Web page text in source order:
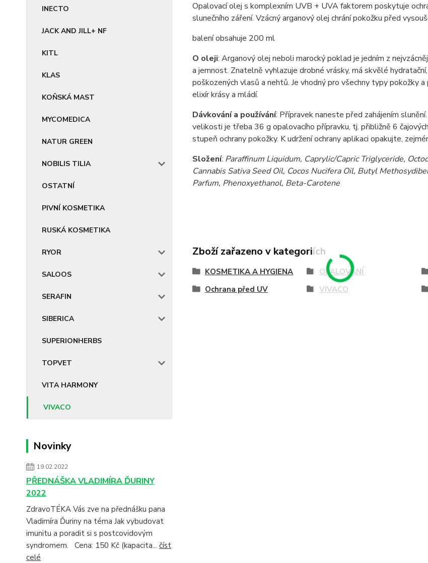
INECTO
JACK AND JILL+ NF
KITL
KLAS
KOŇSKÁ MAST
MYCOMEDICA
NATUR GREEN
NOBILIS TILIA
OSTATNÍ
PIVNÍ KOSMETIKA
RUSKÁ KOSMETIKA
RYOR
SALOOS
SERAFIN
SIBERICA
SUPERIONHERBS
TOPVET
VITA HARMONY
VIVACO
Novinky
19.02.2022
PŘEDNÁŠKA VLADIMÍRA ĎURINY
2022
ZdravoTÉKA Vás zve na přednášku pana
Vladimíra Ďuriny na téma Jak vybudovat
imunitu a poradit si s postcovidovým
syndromem. Cena: 150 Kč (kapacita... číst
celé
Opalovací olej s komplexním UVB + UVA faktorem poskytuje
slunečního záření. Vzácný arganový olej chrání pokožku před
balení obsahuje 200 ml
O oleji: Arganový olej neboli marocký poklad je jedním z
a jemnost. Znatelně vyhlazuje drobné vrásky, má skvělé
poškozených vlasů a nehtů. Je vhodný pro všechny typy pokožky
elixír krásy a mládí.
Dávkování a používání: Přípravek naneste před zahájením
velikosti je třeba 36 g opalovacího přípravku, tj. přibližně 6
stupeň ochrany pokožky. K udržení ochrany aplikaci opakujte,
Složení: Paraffinum Liquidum, Caprylic/Capric Triglyceride,
Cannabis Sativa Seed Oil, Cocos Nucifera Oil, Butyl
Parfum, Phenoxyethanol, Beta-Carotene
Zboží zařazeno v kategoriích
KOSMETIKA A HYGIENA OPALOVÁNÍ
Ochrana před UV
VIVACO